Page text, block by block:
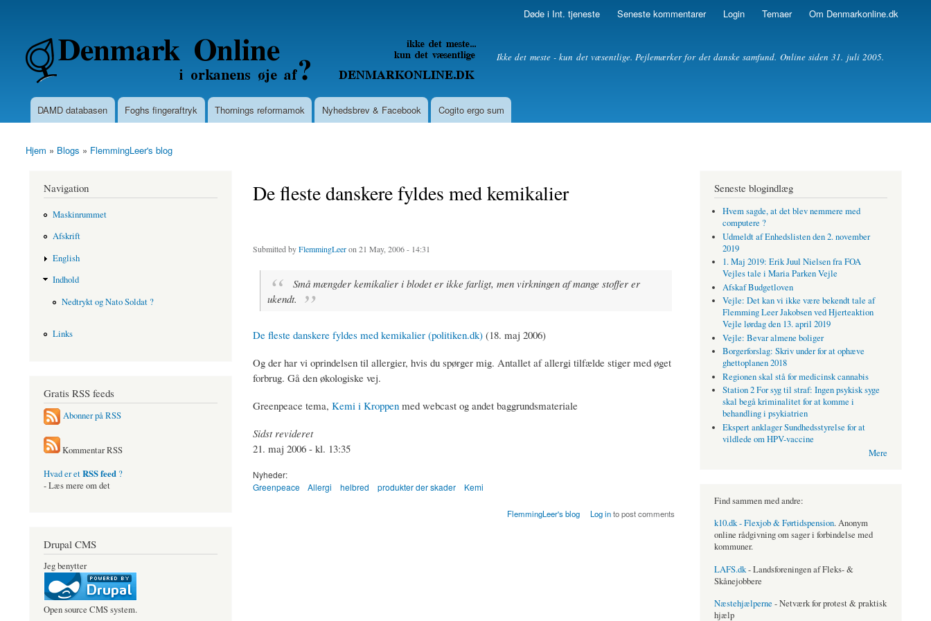
content
Døde i Int. tjeneste Seneste kommentarer Login Temaer Om Denmarkonline.dk
Denmarkonline.dk - blognyheder om politik Ikke det meste - kun det væsentlige. Pejlemærker for det danske samfund. Online siden 31. juli 2005.
Main menu
DAMD databasen Foghs fingeraftryk Thornings reformamok Nyhedsbrev & Facebook Cogito ergo sum
You are here
Hjem » Blogs » FlemmingLeer's blog
De fleste danskere fyldes med kemikalier
Submitted byFlemmingLeeron 21 May, 2006 - 14:31
Små mængder kemikalier i blodet er ikke farligt, men virkningen af mange stoffer er
ukendt.
De fleste danskere fyldes med kemikalier (politiken.dk)(18. maj 2006)
Og der har vi oprindelsen til allergier, hvis du spørger mig. Antallet af allergi tilfælde stiger med øget
forbrug. Gå den økologiske vej.
Greenpeace tema, Kemi i Kroppenmed webcast og andet baggrundsmateriale
Sidst revideret
21. maj 2006 - kl. 13:35
Nyheder:
Greenpeace
Allergi helbred produkter der skader Kemi
FlemmingLeer's blog Log into post comments
Navigation
Maskinrummet
Afskrift
English
Indhold
Nedtrykt og Nato Soldat ?
Links
Gratis RSS feeds
Abonner på RSS
Kommentar RSS
Hvad er etRSS feed ?
- Læs mere om det
Drupal CMS
Jeg benytter
Open source CMS system.
Seneste blogindlæg
Hvem sagde, at det blev nemmere med
computere ?
Udmeldt af Enhedslisten den 2. november
2019
1. Maj 2019: Erik Juul Nielsen fra FOA
Vejles tale i Maria Parken Vejle
Afskaf Budgetloven
Vejle: Det kan vi ikke være bekendt tale af
Flemming Leer Jakobsen ved Hjerteaktion
Vejle lørdag den 13. april 2019
Vejle: Bevar almene boliger
Borgerforslag: Skriv under for at ophæve
ghettoplanen 2018
Regionen skal stå for medicinsk cannabis
Station 2 For syg til straf: Ingen psykisk syge
skal begå kriminalitet for at komme i
behandling i psykiatrien
Ekspert anklager Sundhedsstyrelse for at
vildlede om HPV-vaccine
Mere
Find sammen med andre:
k10.dk - Flexjob & Førtidspension. Anonym
online rådgivning om sager i forbindelse med
kommuner.
LAFS.dk- Landsforeningen af Fleks- &
Skånejobbere
Næstehjælperne - Netværk for protest & praktisk
hjælp